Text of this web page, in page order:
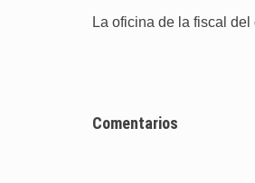
La oficina de la fiscal
Comentarios